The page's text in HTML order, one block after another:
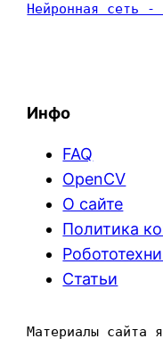
Нейронная сеть -
Инфо
FAQ
OpenCV
О сайте
Политика
Статьи
Материалы сайта